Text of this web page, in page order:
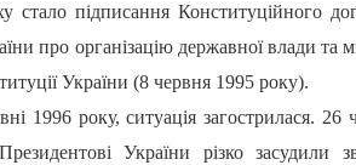
підписання Конституційного
про організацію державної влади та
України (8 червня 1995 року).
1996 року, ситуація загострилася. 26
України різко засудили